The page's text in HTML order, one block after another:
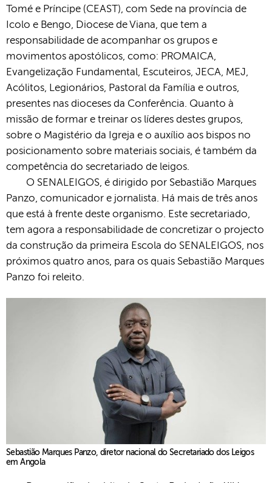
Tomé e Príncipe (CEAST), com Sede na província de
Icolo e Bengo, Diocese de Viana, que tem a
responsabilidade de acompanhar os grupos e
movimentos apostólicos, como: PROMAICA,
Evangelização Fundamental, Escuteiros, JECA, MEJ,
Acólitos, Legionários, Pastoral da Família e outros,
presentes nas dioceses da Conferência. Quanto à
missão de formar e treinar os líderes destes grupos,
sobre o Magistério da Igreja e o auxílio aos bispos no
posicionamento sobre materiais sociais, é também da
competência do secretariado de leigos.
O SENALEIGOS, é dirigido por Sebastião Marques
Panzo, comunicador e jornalista. Há mais de três anos
que está à frente deste organismo. Este secretariado,
tem agora a responsabilidade de concretizar o projecto
da construção da primeira Escola do SENALEIGOS, nos
próximos quatro anos, para os quais Sebastião Marques
Panzo foi releito.
Sebastião Marques Panzo, diretor nacional do Secretariado dos Leigos
em Angola